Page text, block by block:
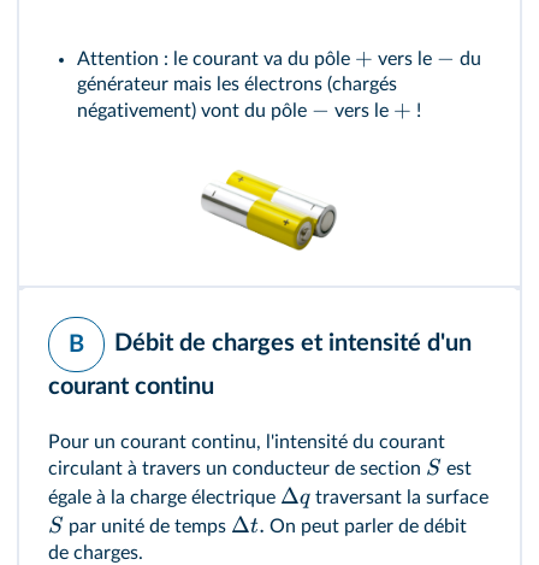
Attention : le courant va du pôle + vers le − du
générateur mais les électrons (chargés
négativement) vont du pôle − vers le + !
B
Débit de charges et intensité d'un
courant continu
Pour un courant continu, l'intensité du courant
circulant à travers un conducteur de section S est
égale à la charge électrique Δqtraversant la surface
S par unité de temps Δt. On peut parler de débit
de charges.